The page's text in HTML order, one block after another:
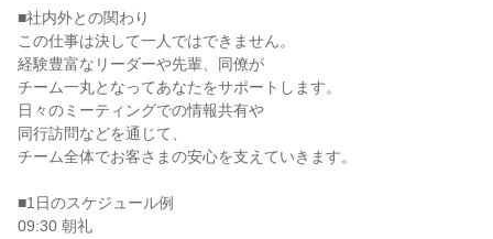
■社内外との関わり
この仕事は決して一人ではできません。
経験豊富なリーダーや先輩、同僚が
チーム一丸となってあなたをサポートします。
日々のミーティングでの情報共有や
同行訪問などを通じて、
チーム全体でお客さまの安心を支えていきます。
■1日のスケジュール例
09:30 朝礼